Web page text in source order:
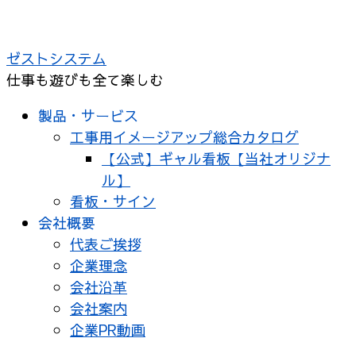
テ
ン
ゼストシステム
仕事も遊びも全て楽しむ
製品・サービス
工事用イメージアップ総合カタログ
【公式】ギャル看板【当社オリジナ
ル】
看板・サイン
会社概要
代表ご挨拶
企業理念
会社沿革
会社案内
企業PR動画